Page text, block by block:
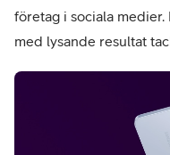
företag i sociala
med lysande resultat